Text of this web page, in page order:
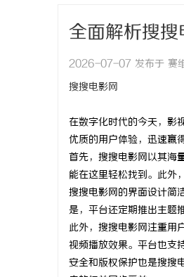
全面解析搜
2026-07-07 发布于 赛
搜搜电影网
在数字化时代的今天，影
优质的用户体验，迅速赢
首先，搜搜电影网以其海
能在这里轻松找到。此外
搜搜电影网的界面设计简
是，平台还定期推出主题
此外，搜搜电影网注重用
视频播放效果。平台也支
安全和版权保护也是搜搜